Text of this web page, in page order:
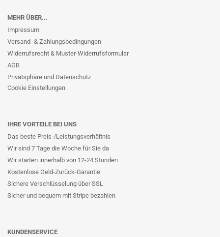
MEHR ÜBER...
Impressum
Versand- & Zahlungsbedingungen
Widerrufsrecht & Muster-Widerrufsformular
AGB
Privatsphäre und Datenschutz
Cookie Einstellungen
IHRE VORTEILE BEI UNS
Das beste Preis-/Leistungsverhältnis
Wir sind 7 Tage die Woche für Sie da
Wir starten innerhalb von 12-24 Stunden
Kostenlose Geld-Zurück-Garantie
Sichere Verschlüsselung über SSL
Sicher und bequem mit Stripe bezahlen
KUNDENSERVICE